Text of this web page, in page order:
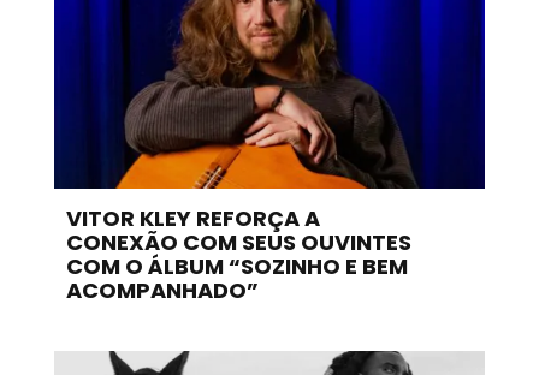
VITOR KLEY REFORÇA A
CONEXÃO COM SEUS OUVINTES
COM O ÁLBUM “SOZINHO E BEM
ACOMPANHADO”